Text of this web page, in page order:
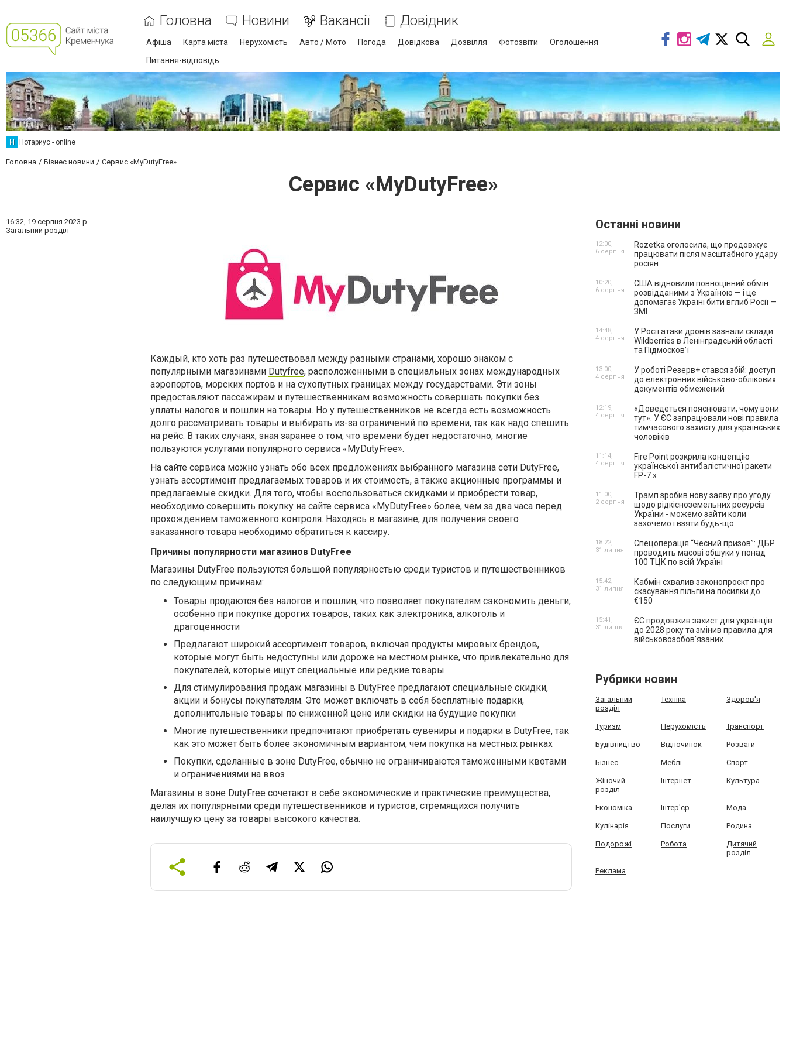
Головна Новини Вакансії Довідник
Афіша Карта міста Нерухомість Авто / Мото Погода Довідкова Дозвілля Фотозвіти
Оголошення
Питання-відповідь
Н Нотариус - online
Головна Бізнес новини Сервис «MyDutyFree»
Сервис «MyDutyFree»
16:32, 19 серпня 2023 р.
Загальний розділ
Каждый, кто хоть раз путешествовал между разными странами, хорошо знаком с
популярными магазинами Dutyfree, расположенными в специальных зонах международных
аэропортов, морских портов и на сухопутных границах между государствами. Эти зоны
предоставляют пассажирам и путешественникам возможность совершать покупки без
уплаты налогов и пошлин на товары. Но у путешественников не всегда есть возможность
долго рассматривать товары и выбирать из-за ограничений по времени, так как надо спешить
на рейс. В таких случаях, зная заранее о том, что времени будет недостаточно, многие
пользуются услугами популярного сервиса «MyDutyFree».
На сайте сервиса можно узнать обо всех предложениях выбранного магазина сети DutyFree,
узнать ассортимент предлагаемых товаров и их стоимость, а также акционные программы и
предлагаемые скидки. Для того, чтобы воспользоваться скидками и приобрести товар,
необходимо совершить покупку на сайте сервиса «MyDutyFree» более, чем за два часа перед
прохождением таможенного контроля. Находясь в магазине, для получения своего
заказанного товара необходимо обратиться к кассиру.
Причины популярности магазинов DutyFree
Магазины DutyFree пользуются большой популярностью среди туристов и путешественников
по следующим причинам:
Товары продаются без налогов и пошлин, что позволяет покупателям сэкономить деньги,
особенно при покупке дорогих товаров, таких как электроника, алкоголь и
драгоценности
Предлагают широкий ассортимент товаров, включая продукты мировых брендов,
которые могут быть недоступны или дороже на местном рынке, что привлекательно для
покупателей, которые ищут специальные или редкие товары
Для стимулирования продаж магазины в DutyFree предлагают специальные скидки,
акции и бонусы покупателям. Это может включать в себя бесплатные подарки,
дополнительные товары по сниженной цене или скидки на будущие покупки
Многие путешественники предпочитают приобретать сувениры и подарки в DutyFree, так
как это может быть более экономичным вариантом, чем покупка на местных рынках
Покупки, сделанные в зоне DutyFree, обычно не ограничиваются таможенными квотами
и ограничениями на ввоз
Магазины в зоне DutyFree сочетают в себе экономические и практические преимущества,
делая их популярными среди путешественников и туристов, стремящихся получить
наилучшую цену за товары высокого качества.
Останні новини
Rozetka оголосила, що продовжує
працювати після масштабного удару
росіян
12:00,
6 серпня
США відновили повноцінний обмін
розвідданими з Україною — і це
допомагає Україні бити вглиб Росії —
ЗМІ
10:20,
6 серпня
У Росії атаки дронів зазнали склади
Wildberries в Ленінградській області
та Підмосков’ї
14:48,
4 серпня
У роботі Резерв+ стався збій: доступ
до електронних військово-облікових
документів обмежений
13:00,
4 серпня
«Доведеться пояснювати, чому вони
тут». У ЄС запрацювали нові правила
тимчасового захисту для українських
чоловіків
12:19,
4 серпня
Fire Point розкрила концепцію
української антибалістичної ракети
FP-7.x
11:14,
4 серпня
Трамп зробив нову заяву про угоду
щодо рідкісноземельних ресурсів
України - можемо зайти коли
захочемо і взяти будь-що
11:00,
2 серпня
Спецоперація “Чесний призов”: ДБР
проводить масові обшуки у понад
100 ТЦК по всій Україні
18:22,
31 липня
Кабмін схвалив законопроєкт про
скасування пільги на посилки до
€150
15:42,
31 липня
ЄС продовжив захист для українців
до 2028 року та змінив правила для
військовозобов'язаних
15:41,
31 липня
Рубрики новин
Загальний
розділ
Техніка Здоров'я
Туризм Нерухомість Транспорт
Будівництво Відпочинок Розваги
Бізнес Меблі Спорт
Жіночий
розділ
Інтернет Культура
Економіка Інтер'єр Мода
Кулінарія Послуги Родина
Подорожі Робота
Дитячий
розділ
Реклама